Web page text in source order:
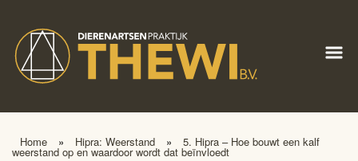
Home » Hipra: Weerstand » 5. Hipra – Hoe bouwt een kalf
weerstand op en waardoor wordt dat beïnvloedt